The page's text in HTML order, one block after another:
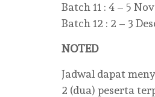
Batch 11 : 4 – 5
Batch 12 : 2 – 3
NOTED
Jadwal dapat
2 (dua) peserta